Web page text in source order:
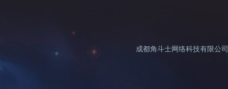
成都角斗士网络科技有限公